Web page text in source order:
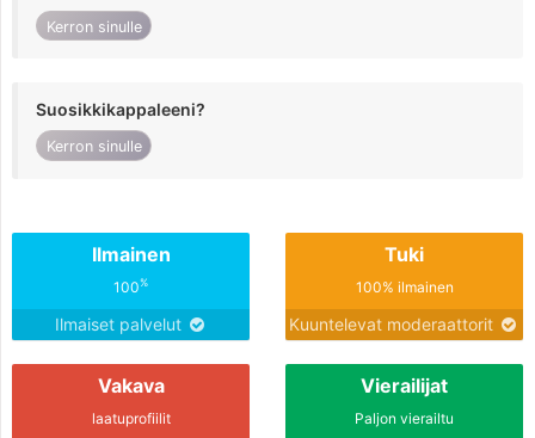
Kerron sinulle
Suosikkikappaleeni?
Kerron sinulle
Ilmainen
100%
Ilmaiset palvelut
Tuki
100% ilmainen
Kuuntelevat moderaattorit
Vakava
laatuprofiilit
Vierailijat
Paljon vierailtu